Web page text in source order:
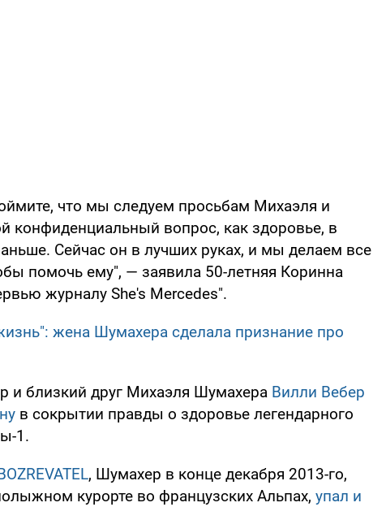
что мы следуем просьбам Михаэля и
конфиденциальный вопрос, как здоровье, в
Сейчас он в лучших руках, и мы делаем все
помочь ему", — заявила 50-летняя Коринна
журналу She's Mercedes".
жена Шумахера сделала признание про
и близкий друг Михаэля Шумахера Вилли Вебер
в сокрытии правды о здоровье легендарного
1.
, Шумахер в конце декабря 2013-го,
курорте во французских Альпах, упал и